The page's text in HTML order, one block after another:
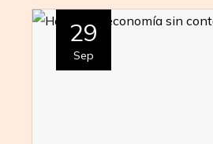
29
Sep